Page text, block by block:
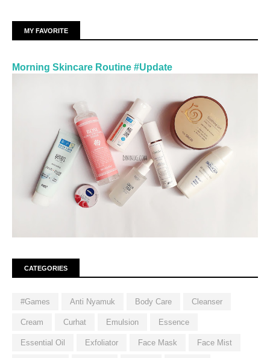
MY FAVORITE
Morning Skincare Routine #Update
CATEGORIES
#Games Anti Nyamuk Body Care Cleanser
Cream Curhat Emulsion Essence
Essential Oil Exfoliator Face Mask Face Mist